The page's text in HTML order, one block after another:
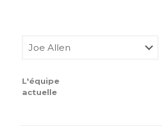
L'équipe
actuelle